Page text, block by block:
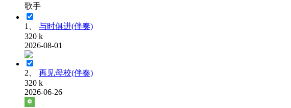
歌手
1、
与时俱进(伴奏)
320 k
2026-08-01
2、
再见母校(伴奏)
320 k
2026-06-26